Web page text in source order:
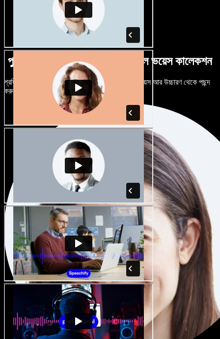
পুরুষ-নারী ভেদে নানান উচ্চারণে বিশাল ভয়েস কালেকশন
প্রতিটি প্রজেক্টকে আলাদা শোনাতে দিন। শত শত AI ভয়েস আর উচ্চারণ থেকে পছন্দ
করুন, নিজের মতো টিউন করুন।